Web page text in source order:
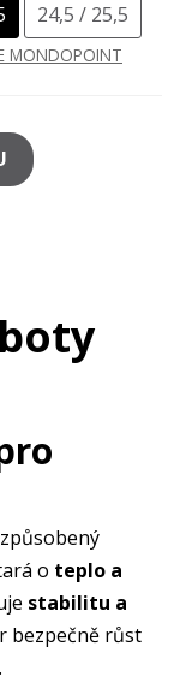
24,5 / 25,5
MONDOPOINT
o teplo a
stabilitu a
bezpečně růst